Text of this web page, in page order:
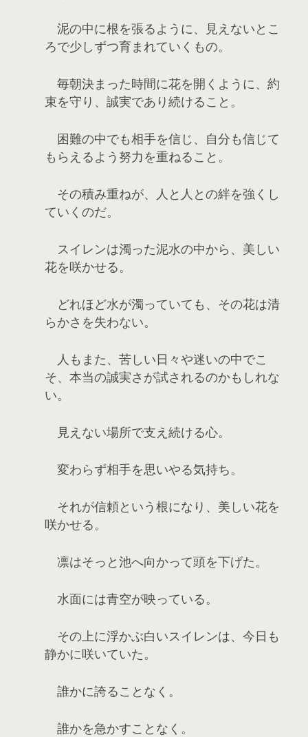
泥の中に根を張るように、見えないとこ
ろで少しずつ育まれていくもの。
毎朝決まった時間に花を開くように、約
束を守り、誠実であり続けること。
困難の中でも相手を信じ、自分も信じて
もらえるよう努力を重ねること。
その積み重ねが、人と人との絆を強くし
ていくのだ。
スイレンは濁った泥水の中から、美しい
花を咲かせる。
どれほど水が濁っていても、その花は清
らかさを失わない。
人もまた、苦しい日々や迷いの中でこ
そ、本当の誠実さが試されるのかもしれな
い。
見えない場所で支え続ける心。
変わらず相手を思いやる気持ち。
それが信頼という根になり、美しい花を
咲かせる。
凛はそっと池へ向かって頭を下げた。
水面には青空が映っている。
その上に浮かぶ白いスイレンは、今日も
静かに咲いていた。
誰かに誇ることなく。
誰かを急かすことなく。